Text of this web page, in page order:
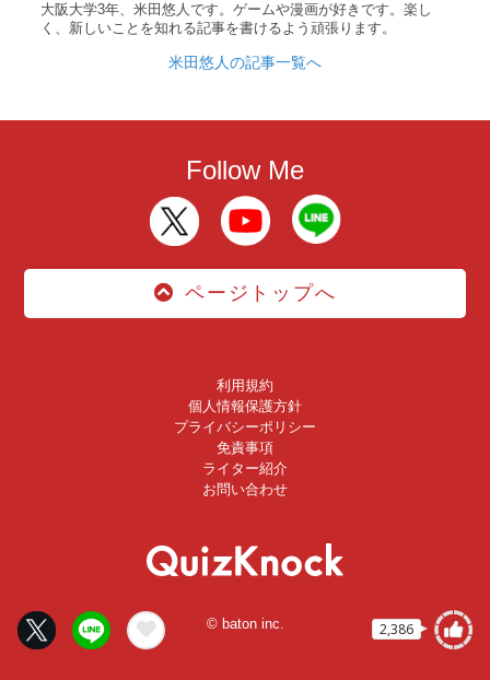
2,386
大阪大学3年、米田悠人です。ゲームや漫画が好きです。楽し
く、新しいことを知れる記事を書けるよう頑張ります。
米田悠人の記事一覧へ
Follow Me
ページトップへ
利用規約
個人情報保護方針
プライバシーポリシー
免責事項
ライター紹介
お問い合わせ
© baton inc.